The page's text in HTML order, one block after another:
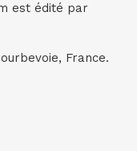
est édité par
France.